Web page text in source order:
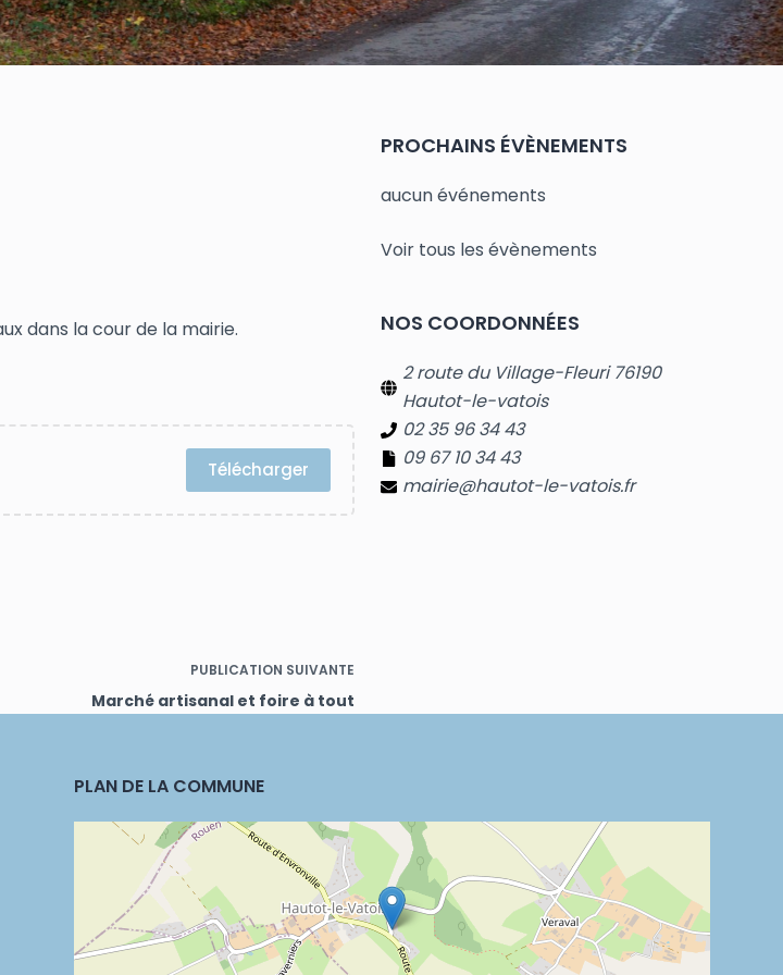
dans la cour de la mairie.
Télécharger
PUBLICATION SUIVANTE
Marché artisanal et foire à tout
PROCHAINS ÉVÈNEMENTS
aucun événements
Voir tous les évènements
NOS COORDONNÉES
2 route du Village-Fleuri 76190
Hautot-le-vatois
02 35 96 34 43
09 67 10 34 43
mairie@hautot-le-vatois.fr
PLAN DE LA COMMUNE